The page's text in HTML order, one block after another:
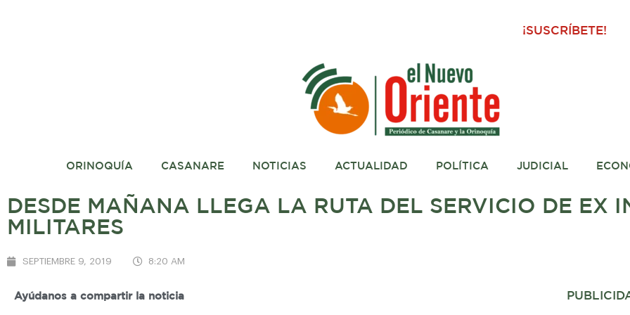
¡SUSCRÍBETE!
ORINOQUÍA CASANARE NOTICIAS ACTUALIDAD POLÍTICA JUDICIAL
DESDE MAÑANA LLEGA LA RUTA DEL SERVICIO DE EX
MILITARES
SEPTIEMBRE 9, 2019 8:20 AM
Ayúdanos a compartir la noticia